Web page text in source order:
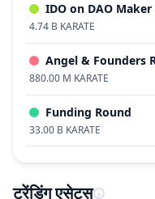
IDO on DAO Maker
4.74 B KARATE
880.00 M KARATE
Funding Round
33.00 B KARATE
ट्रेंडिंग एसेट्स